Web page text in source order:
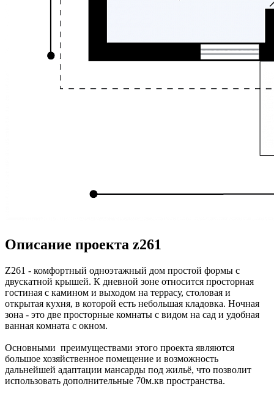
Описание проекта z261
Z261 - комфортный одноэтажный дом простой формы с
двускатной крышей. К дневной зоне относится просторная
гостиная с камином и выходом на террасу, столовая и
открытая кухня, в которой есть небольшая кладовка. Ночная
зона - это две просторные комнаты с видом на сад и удобная
ванная комната с окном.
Основными преимуществами этого проекта являются
большое хозяйственное помещение и возможность
дальнейшей адаптации мансарды под жильё, что позволит
использовать дополнительные 70м.кв пространства.